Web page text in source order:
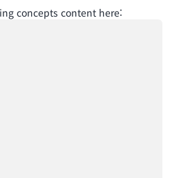
concepts content here: